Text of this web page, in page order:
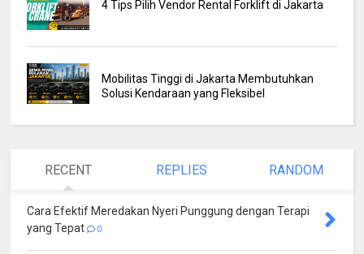
4 Tips Pilih Vendor Rental Forklift di Jakarta
Mobilitas Tinggi di Jakarta Membutuhkan
Solusi Kendaraan yang Fleksibel
RECENT REPLIES RANDOM
Cara Efektif Meredakan Nyeri Punggung dengan Terapi
yang Tepat
0